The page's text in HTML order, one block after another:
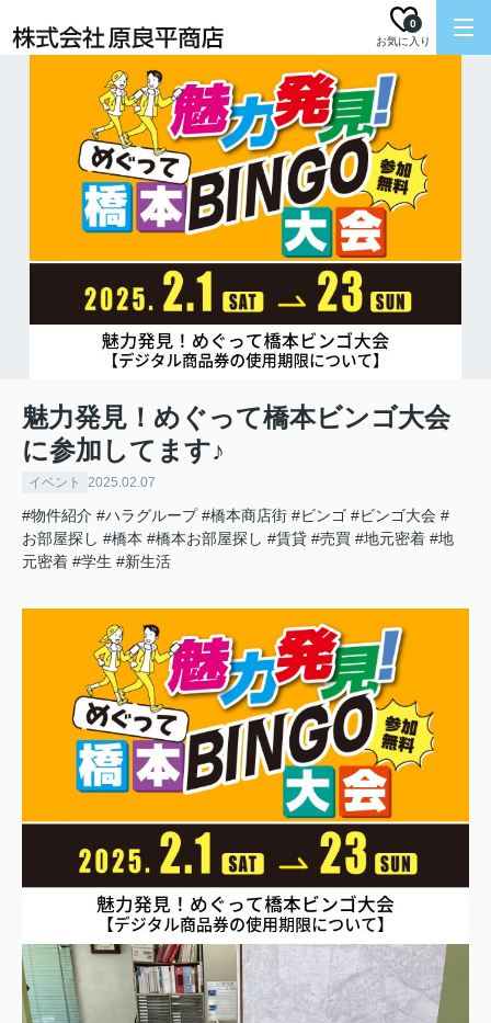
お気に入り
0
魅力発見！めぐって橋本ビンゴ大会
に参加してます♪
イベント 2025.02.07
#物件紹介 #ハラグループ #橋本商店街 #ビンゴ #ビンゴ大会 #
お部屋探し #橋本 #橋本お部屋探し #賃貸 #売買 #地元密着 #地
元密着 #学生 #新生活